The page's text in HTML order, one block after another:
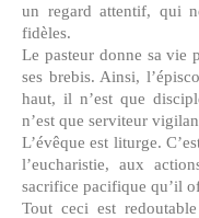
un regard attentif, qui
fidèles.
Le pasteur donne sa vie
ses brebis. Ainsi,
haut, il n’est que
n’est que serviteur
L’évêque est liturge.
l’eucharistie, aux
sacrifice pacifique qu’il
Tout ceci est